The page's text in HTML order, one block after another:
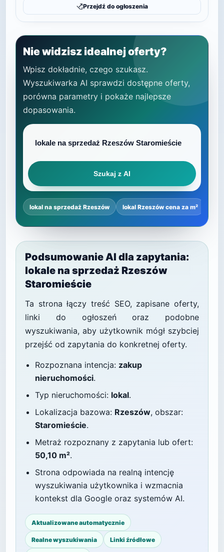
Przejdź do ogłoszenia
Nie widzisz idealnej oferty?
Wpisz dokładnie, czego szukasz.
Wyszukiwarka AI sprawdzi dostępne oferty,
porówna parametry i pokaże najlepsze
dopasowania.
Szukaj z AI
lokal na sprzedaż Rzeszów lokal Rzeszów cena za m²
Podsumowanie AI dla zapytania:
lokale na sprzedaż Rzeszów
Staromieście
Ta strona łączy treść SEO, zapisane oferty,
linki do ogłoszeń oraz podobne
wyszukiwania, aby użytkownik mógł szybciej
przejść od zapytania do konkretnej oferty.
Rozpoznana intencja: zakup
nieruchomości.
Typ nieruchomości: lokal.
Lokalizacja bazowa: Rzeszów, obszar:
Staromieście.
Metraż rozpoznany z zapytania lub ofert:
50,10 m².
Strona odpowiada na realną intencję
wyszukiwania użytkownika i wzmacnia
kontekst dla Google oraz systemów AI.
Aktualizowane automatycznie
Realne wyszukiwania Linki źródłowe